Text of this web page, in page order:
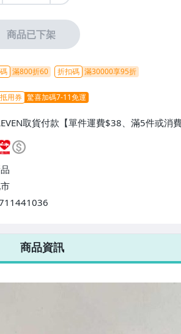
商品已下架
滿800折60 折扣碼 滿30000享95折
用券 驚喜加碼7-11免運
取貨付款【單件運費$38、滿5件或消
取貨不付款【免運費】、萊爾富取貨付
滿$1298免運費】、宅配/貨運【單件運費
免運費】
費只要38元
筆數，筆筆優惠無限次！
商品資訊